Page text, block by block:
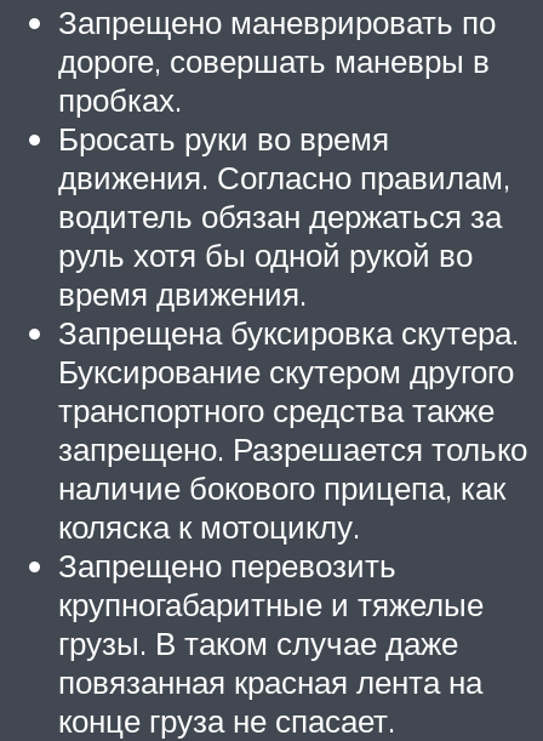
Запрещено маневрировать по
дороге, совершать маневры в
пробках.
Бросать руки во время
движения. Согласно правилам,
водитель обязан держаться за
руль хотя бы одной рукой во
время движения.
Запрещена буксировка скутера.
Буксирование скутером другого
транспортного средства также
запрещено. Разрешается только
наличие бокового прицепа, как
коляска к мотоциклу.
Запрещено перевозить
крупногабаритные и тяжелые
грузы. В таком случае даже
повязанная красная лента на
конце груза не спасает.